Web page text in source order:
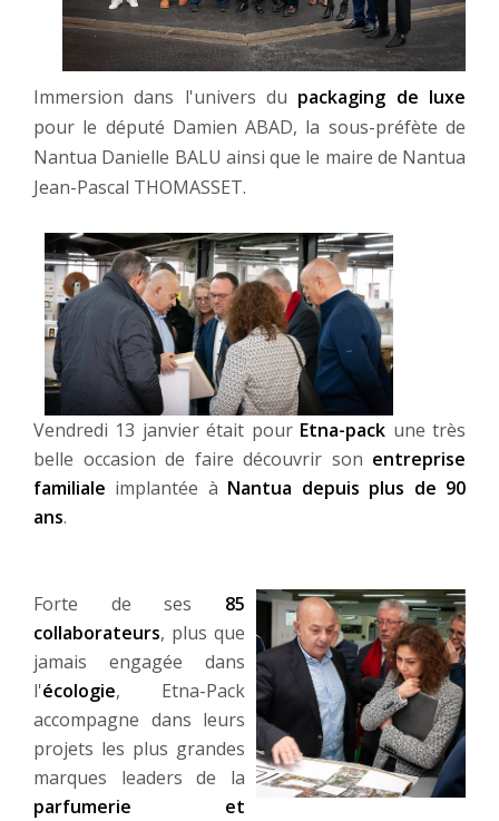
Immersion dans l'univers du packaging de luxe
pour le député Damien ABAD, la sous-préfète de
Nantua Danielle BALU ainsi que le maire de Nantua
Jean-Pascal THOMASSET.
Vendredi 13 janvier était pour Etna-pack une très
belle occasion de faire découvrir son entreprise
familiale implantée à Nantua depuis plus de 90
ans.
Forte de ses 85
collaborateurs, plus que
jamais engagée dans
l'écologie, Etna-Pack
accompagne dans leurs
projets les plus grandes
marques leaders de la
parfumerie et
Ce site utilise des cookies et vous donne le contrôle sur
ceux que vous souhaitez activer. Vous avez le choix de
les accepter ou de les refuser pour naviguer sur notre
site internet.
Tout Refuser Tout Accepter
Personnaliser